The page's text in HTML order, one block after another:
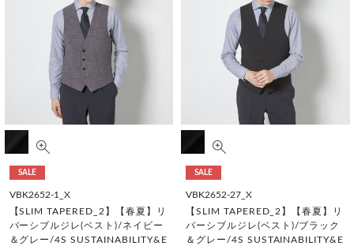
SALE
VBK2652-1_X
【SLIM TAPERED_2】【春夏】リ
バーシブルジレ(ベスト)/ネイビー
＆グレー/4S SUSTAINABILITY&E
SALE
VBK2652-27_X
【SLIM TAPERED_2】【春夏】リ
バーシブルジレ(ベスト)/ブラック
＆グレー/4S SUSTAINABILITY&E